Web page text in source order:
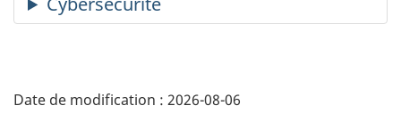
Date de modification : 2026-08-06